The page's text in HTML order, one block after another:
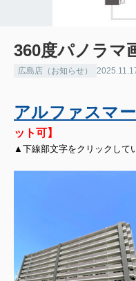
360度パノラマ
広島店（お知らせ）
アルファスマ
ット可】
▲下線部文字をクリックして